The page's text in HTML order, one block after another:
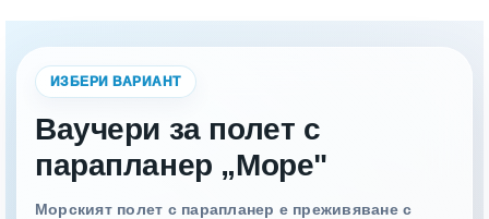
ИЗБЕРИ ВАРИАНТ
Ваучери за полет с
парапланер „Море"
Морският полет с парапланер е преживяване с